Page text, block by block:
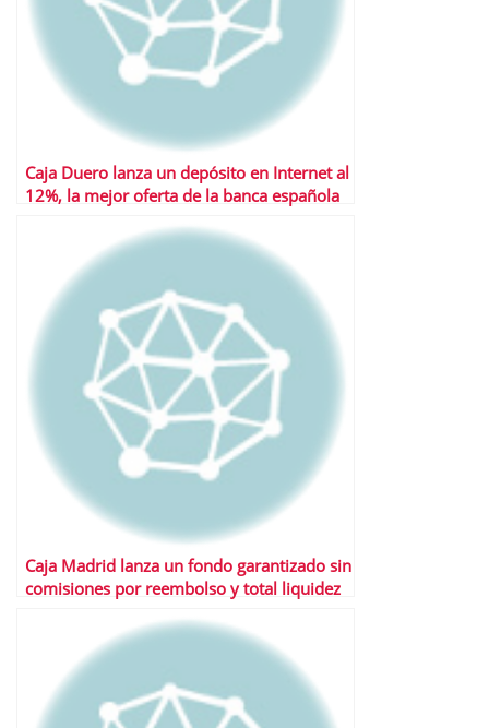
Caja Duero lanza un depósito en Internet al
12%, la mejor oferta de la banca española
Caja Madrid lanza un fondo garantizado sin
comisiones por reembolso y total liquidez